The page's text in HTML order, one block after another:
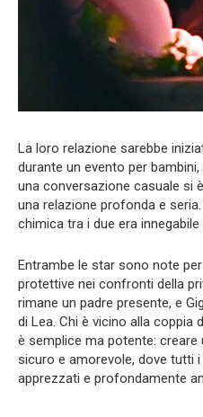
La loro relazione sarebbe
durante un evento per
una conversazione casuale si
una relazione profonda e
chimica tra i due era innegabile
Entrambe le star sono note
protettive nei confronti della
rimane un padre presente, e
di Lea. Chi è vicino alla coppia
è semplice ma potente:
sicuro e amorevole, dove tutti
apprezzati e profondamente